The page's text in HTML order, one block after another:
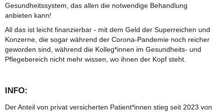
Gesundheitssystem, das allen die notwendige Behandlung
anbieten kann!
All das ist leicht finanzierbar - mit dem Geld der Superreichen und
Konzerne, die sogar während der Corona-Pandemie noch reicher
geworden sind, während die Kolleg*innen im Gesundheits- und
Pflegebereich nicht mehr wissen, wo ihnen der Kopf steht.
INFO:
Der Anteil von privat versicherten Patient*innen stieg seit 2023 von